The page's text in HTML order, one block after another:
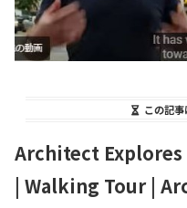
この記事
Architect Explores
| Walking Tour |